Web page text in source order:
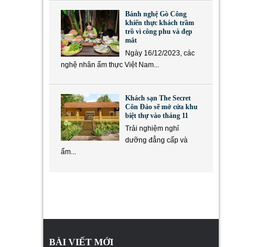
Bánh nghệ Gò Công
khiến thực khách trầm
trồ vì công phu và đẹp
mắt
Ngày 16/12/2023, các
nghệ nhân ẩm thực Việt Nam...
Khách sạn The Secret
Côn Đảo sẽ mở cửa khu
biệt thự vào tháng 11
Trải nghiệm nghỉ
dưỡng đẳng cấp và
ẩm...
BÀI VIẾT MỚI